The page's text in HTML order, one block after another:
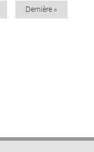
Dernière
Dernière »